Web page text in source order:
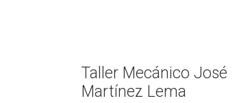
Taller Mecánico José
Martínez Lema